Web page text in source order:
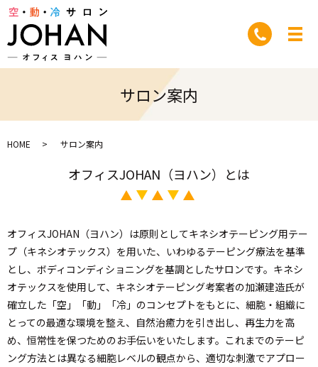
サロン案内
HOME サロン案内
オフィスJOHAN（ヨハン）とは
オフィスJOHAN（ヨハン）は原則としてキネシオテーピング用テー
プ（キネシオテックス）を用いた、 いわゆるテーピング療法を基準
とし、ボディコンディショニングを基調としたサロンです。 キネシ
オテックスを使用して、キネシオテーピング考案者の加瀬建造氏が
確立した 「空」「動」「冷」のコンセプトをもとに、細胞・組織に
とっての最適な環境を整え、 自然治癒力を引き出し、再生力を高
め、恒常性を保つためのお手伝いをいたします。 これまでのテーピ
ング方法とは異なる細胞レベルの観点から、適切な刺激でアプロー